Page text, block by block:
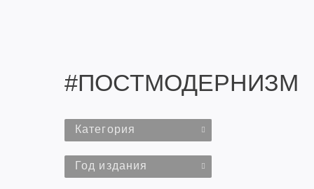
#ПОСТМОДЕРНИЗМ
Категория
Год издания